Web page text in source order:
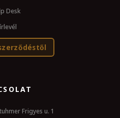
Desk
Frigyes u. 1